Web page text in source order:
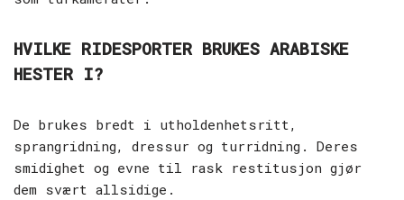
HVILKE RIDESPORTER BRUKES ARABISKE
HESTER I?
De brukes bredt i utholdenhetsritt,
sprangridning, dressur og turridning. Deres
smidighet og evne til rask restitusjon gjør
dem svært allsidige.